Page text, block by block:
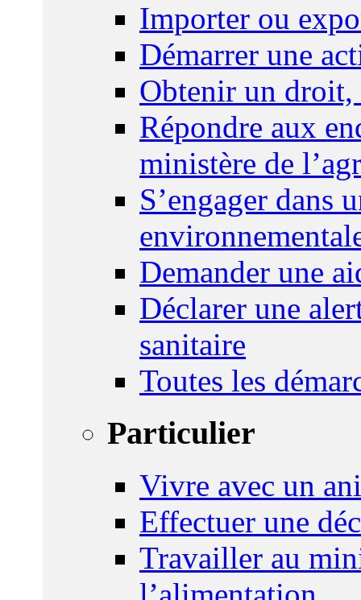
Importer ou
Démarrer une
Obtenir un droit,
Répondre aux
ministère de
S’engager dans
Demander une
Déclarer une
sanitaire
Toutes les
Particulier
Vivre avec un
Effectuer une
Travailler au